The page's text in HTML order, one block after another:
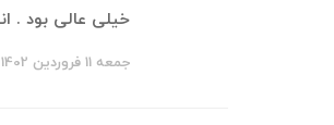
خیلی عالی بود .
جمعه 11 فروردین 1402 در 19:34